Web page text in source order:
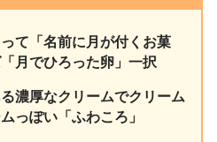
て「名前に月が付くお菓
月でひろった卵」一択
濃厚なクリームでクリーム
っぽい「ふわころ」